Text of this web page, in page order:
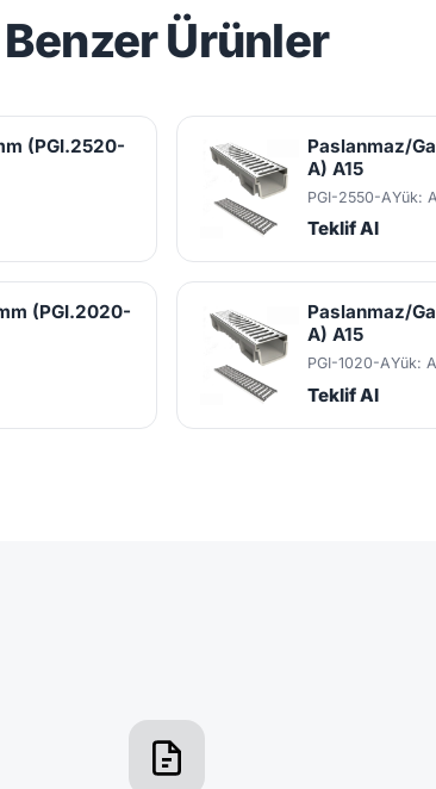
Benzer Ürünler
(PGI.2520-
Paslanmaz/
A) A15
PGI-2550-AYük:
Teklif Al
(PGI.2020-
Paslanmaz/
A) A15
PGI-1020-AYük:
Teklif Al